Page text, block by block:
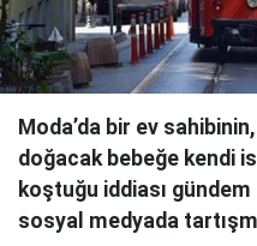
Moda’da bir ev
doğacak bebeğe kendi
koştuğu iddiası
sosyal medyada